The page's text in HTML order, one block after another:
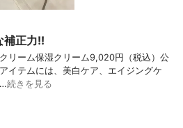
補正力!!
リーム保湿クリーム9,020円（税込）公
イテムには、美白ケア、エイジングケ
続きを見る